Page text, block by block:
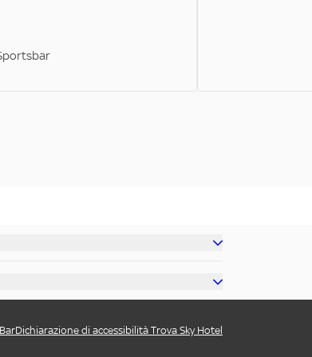
Dichiarazione di accessibilità Trova Sky Hotel